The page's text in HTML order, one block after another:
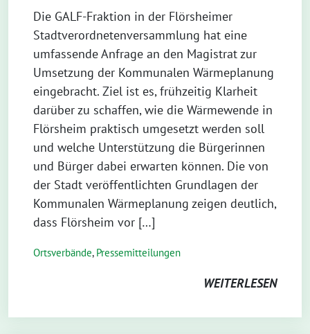
Die GALF-Fraktion in der Flörsheimer
Stadtverordnetenversammlung hat eine
umfassende Anfrage an den Magistrat zur
Umsetzung der Kommunalen Wärmeplanung
eingebracht. Ziel ist es, frühzeitig Klarheit
darüber zu schaffen, wie die Wärmewende in
Flörsheim praktisch umgesetzt werden soll
und welche Unterstützung die Bürgerinnen
und Bürger dabei erwarten können. Die von
der Stadt veröffentlichten Grundlagen der
Kommunalen Wärmeplanung zeigen deutlich,
dass Flörsheim vor […]
Ortsverbände, Pressemitteilungen
WEITERLESEN